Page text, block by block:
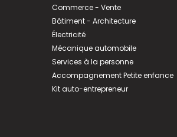
Commerce - Vente
Bâtiment - Architecture
Électricité
Mécanique automobile
Services à la personne
Accompagnement Petite enfance
Kit auto-entrepreneur